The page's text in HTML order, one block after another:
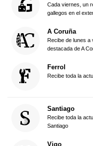
Cada viernes, un
gallegos en el
A Coruña
Recibe de lunes a
destacada de A
Ferrol
Recibe toda la
Santiago
Recibe toda la
Santiago
Vigo